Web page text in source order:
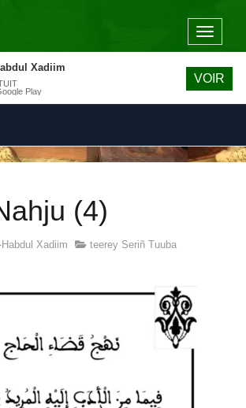
Toggle
(4)
Xadiim teerey Seriñ Tuuba
Xadiim
Play
VOIR